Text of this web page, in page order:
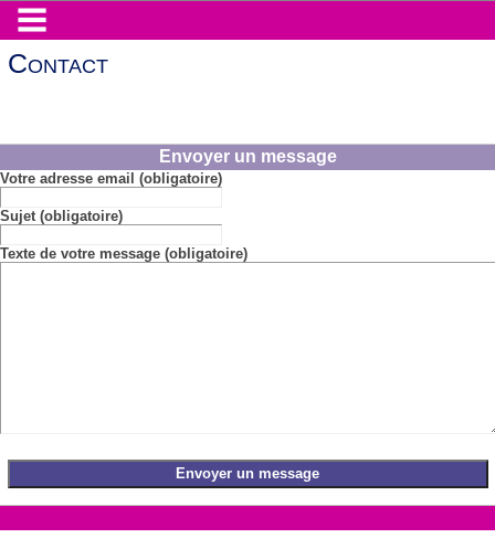
Contact
Envoyer un message
Votre adresse email (obligatoire)
Sujet (obligatoire)
Texte de votre message (obligatoire)